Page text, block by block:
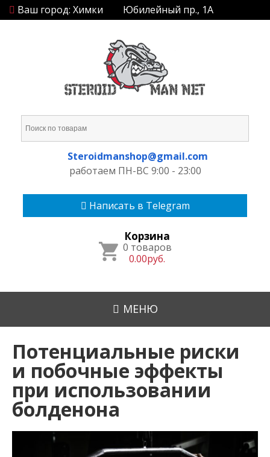
Ваш город: Химки Юбилейный пр., 1А
Steroidmanshop@gmail.com
работаем ПН-ВС 9:00 - 23:00
Написать в Telegram
Корзина
0 товаров
0.00руб.
МЕНЮ
Потенциальные риски
и побочные эффекты
при использовании
болденона